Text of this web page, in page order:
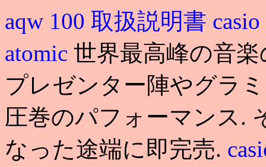
aqw 100 取扱説明書
atomic 世界最高峰の音
プレゼンター陣やグラ
圧巻のパフォーマンス.
なった途端に即完売.